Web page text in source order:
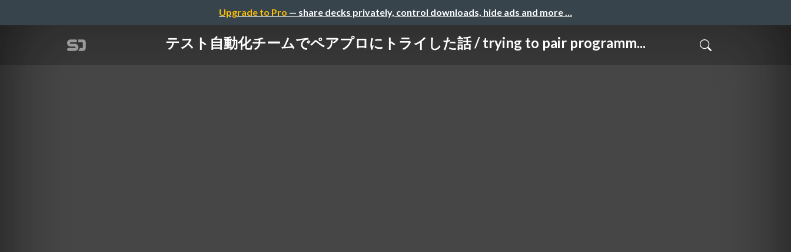
Upgrade to Pro — share decks privately, control downloads, hide ads and more …
テスト自動化チームでペアプロにトライした話 / trying to pair programm...